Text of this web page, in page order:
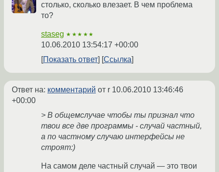
столько, сколько влезает. В чем проблема
то?
staseg ★★★★★
10.06.2010 13:54:17 +00:00
Показать ответ
Ссылка
Ответ на: комментарий от r 10.06.2010 13:46:46
+00:00
> В общемслучае чтобы ты признал что
твои все две программы - случай частный,
а по частному случаю интерфейсы не
строят:)
На самом деле частный случай — это твои